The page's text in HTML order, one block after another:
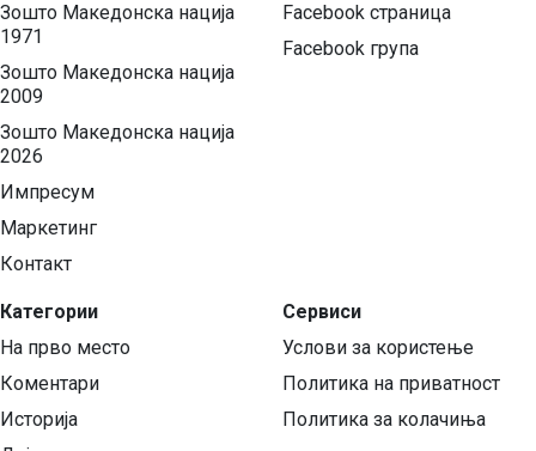
Зошто Македонска нација
1971
Зошто Македонска нација
2009
Зошто Македонска нација
2026
Импресум
Маркетинг
Контакт
Категории
На прво место
Коментари
Историја
Facebook страница
Facebook група
Сервиси
Услови за користење
Политика на приватност
Политика за колачиња